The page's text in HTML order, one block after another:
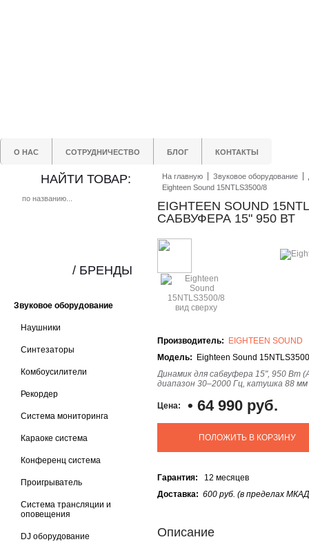
О НАС СОТРУДНИЧЕСТВО БЛОГ КОНТАКТЫ
НАЙТИ ТОВАР:
Звуковое оборудование
Наушники
Синтезаторы
Комбоусилители
Рекордер
Система мониторинга
Караоке система
Конференц система
Проигрыватель
Система трансляции и
оповещения
DJ оборудование
/ БРЕНДЫ
На главную Звуковое оборудование
Eighteen Sound 15NTLS3500/8
EIGHTEEN SOUND
САБВУФЕРА 15" 950 ВТ
Производитель:
EIGHTEEN SOUND
Модель: Eighteen Sound
Динамик для сабвуфера 15", 950 Вт
диапазон 30–2000 Гц, катушка 88
Цена: • 64 990 руб.
ПОЛОЖИТЬ В КОРЗИНУ
Гарантия: 12 месяцев
Доставка: 600 руб. (в пределах
Описание